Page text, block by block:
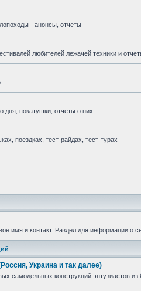
- анонсы, отчеты
любителей лежачей техники и
дня, покатушки, отчеты о них
поездках, тест-райдах, тест-турах
имя и контакт. Раздел для информации о
Украина и так далее)
самодельных конструкций энтузиастов